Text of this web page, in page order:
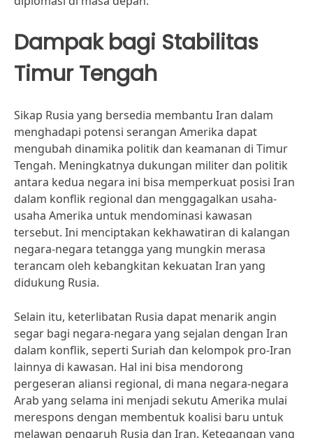
Dampak bagi Stabilitas
Timur Tengah
Sikap Rusia yang bersedia membantu Iran dalam
menghadapi potensi serangan Amerika dapat
mengubah dinamika politik dan keamanan di Timur
Tengah. Meningkatnya dukungan militer dan politik
antara kedua negara ini bisa memperkuat posisi Iran
dalam konflik regional dan menggagalkan usaha-
usaha Amerika untuk mendominasi kawasan
tersebut. Ini menciptakan kekhawatiran di kalangan
negara-negara tetangga yang mungkin merasa
terancam oleh kebangkitan kekuatan Iran yang
didukung Rusia.
Selain itu, keterlibatan Rusia dapat menarik angin
segar bagi negara-negara yang sejalan dengan Iran
dalam konflik, seperti Suriah dan kelompok pro-Iran
lainnya di kawasan. Hal ini bisa mendorong
pergeseran aliansi regional, di mana negara-negara
Arab yang selama ini menjadi sekutu Amerika mulai
merespons dengan membentuk koalisi baru untuk
melawan pengaruh Rusia dan Iran. Ketegangan yang